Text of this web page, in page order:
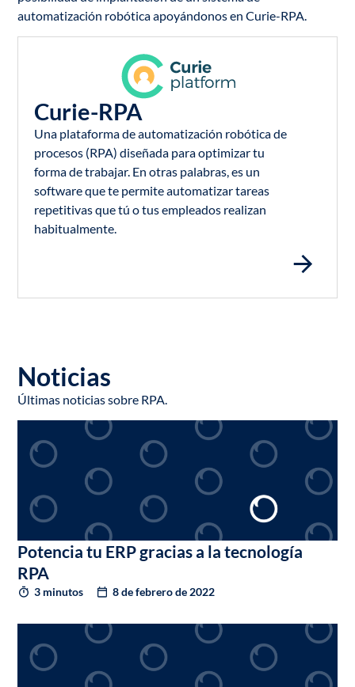
automatización robótica apoyándonos en Curie-RPA.
Curie-RPA
Una plataforma de automatización robótica de
procesos (RPA) diseñada para optimizar tu
forma de trabajar. En otras palabras, es un
software que te permite automatizar tareas
repetitivas que tú o tus empleados realizan
habitualmente.
Noticias
Últimas noticias sobre RPA.
Potencia tu ERP gracias a la tecnología
RPA
3 minutos 8 de febrero de 2022